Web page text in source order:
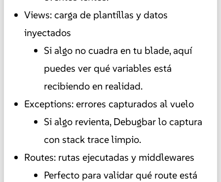
Views: carga de plantillas y datos
inyectados
Si algo no cuadra en tu blade, aquí
puedes ver qué variables está
recibiendo en realidad.
Exceptions: errores capturados al vuelo
Si algo revienta, Debugbar lo captura
con stack trace limpio.
Routes: rutas ejecutadas y middlewares
Perfecto para validar qué route está